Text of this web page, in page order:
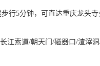
行5分钟，可直达重庆龙头
江索道/朝天门/磁器口/渣滓